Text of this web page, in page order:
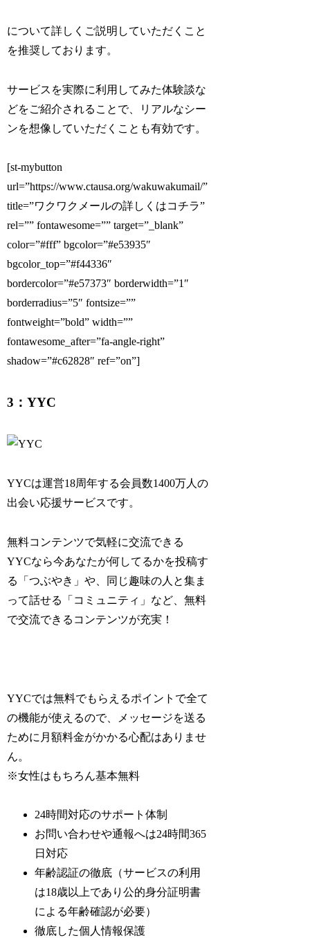
について詳しくご説明していただくこと
を推奨しております。
サービスを実際に利用してみた体験談な
どをご紹介されることで、リアルなシー
ンを想像していただくことも有効です。
[st-mybutton
url=”https://www.ctausa.org/wakuwakumail/”
title=”ワクワクメールの詳しくはコチラ”
rel=”” fontawesome=”” target=”_blank”
color=”#fff” bgcolor=”#e53935″
bgcolor_top=”#f44336″
bordercolor=”#e57373″ borderwidth=”1″
borderradius=”5″ fontsize=””
fontweight=”bold” width=””
fontawesome_after=”fa-angle-right”
shadow=”#c62828″ ref=”on”]
3：YYC
YYCは運営18周年する会員数1400万人の
出会い応援サービスです。
無料コンテンツで気軽に交流できる
YYCなら今あなたが何してるかを投稿す
る「つぶやき」や、同じ趣味の人と集ま
って話せる「コミュニティ」など、無料
で交流できるコンテンツが充実！
YYCでは無料でもらえるポイントで全て
の機能が使えるので、メッセージを送る
ために月額料金がかかる心配はありませ
ん。
※女性はもちろん基本無料
24時間対応のサポート体制
お問い合わせや通報へは24時間365
日対応
年齢認証の徹底（サービスの利用
は18歳以上であり公的身分証明書
による年齢確認が必要）
徹底した個人情報保護